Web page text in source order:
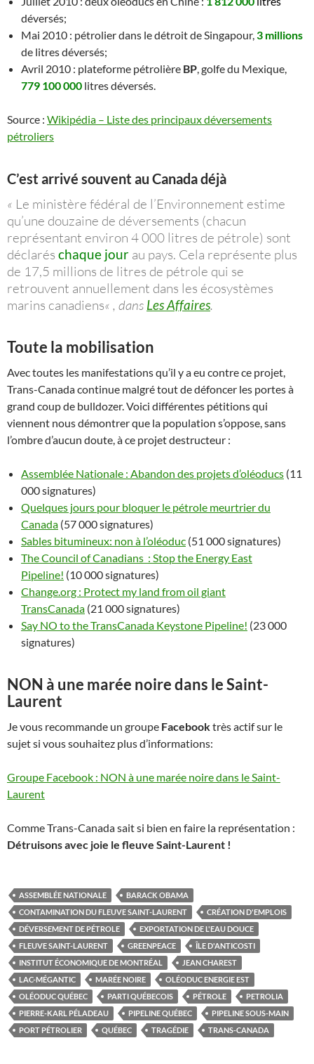
déversés;
Mai 2010 : pétrolier dans le détroit de Singapour,3 millions
de litres déversés;
Avril 2010 : plateforme pétrolière BP, golfe du Mexique,
779 100 000 litres déversés.
Source : Wikipédia – Liste des principaux déversements
pétroliers
C’est arrivé souvent au Canada déjà
« Le ministère fédéral de l’Environnement estime
qu’une douzaine de déversements (chacun
représentant environ 4 000 litres de pétrole) sont
déclarés chaque jour au pays. Cela représente plus
de 17,5 millions de litres de pétrole qui se
retrouvent annuellement dans les écosystèmes
marins canadiens« , dans Les Affaires.
Toute la mobilisation
Avec toutes les manifestations qu’il y a eu contre ce projet,
Trans-Canada continue malgré tout de défoncer les portes à
grand coup de bulldozer. Voici différentes pétitions qui
viennent nous démontrer que la population s’oppose, sans
l’ombre d’aucun doute, à ce projet destructeur :
Assemblée Nationale : Abandon des projets d’oléoducs (11
000 signatures)
Quelques jours pour bloquer le pétrole meurtrier du
Canada (57 000 signatures)
Sables bitumineux: non à l’oléoduc (51 000 signatures)
The Council of Canadians : Stop the Energy East
Pipeline! (10 000 signatures)
Change.org : Protect my land from oil giant
TransCanada (21 000 signatures)
Say NO to the TransCanada Keystone Pipeline! (23 000
signatures)
NON à une marée noire dans le Saint-
Laurent
Je vous recommande un groupe Facebooktrès actif sur le
sujet si vous souhaitez plus d’informations:
Groupe Facebook : NON à une marée noire dans le Saint-
Laurent
Comme Trans-Canada sait si bien en faire la représentation :
Détruisons avec joie le fleuve Saint-Laurent !
ASSEMBLÉE NATIONALE
BARACK OBAMA
CONTAMINATION DU FLEUVE SAINT-LAURENT
CRÉATION D'EMPLOIS
DÉVERSEMENT DE PÉTROLE
EXPORTATION DE L'EAU DOUCE
FLEUVE SAINT-LAURENT
GREENPEACE
ÎLE D'ANTICOSTI
INSTITUT ÉCONOMIQUE DE MONTRÉAL
JEAN CHAREST
LAC-MÉGANTIC
MARÉE NOIRE
OLÉODUC ENERGIE EST
OLÉODUC QUÉBEC
PARTI QUÉBECOIS PÉTROLE
PETROLIA
PIERRE-KARL PÉLADEAU
PIPELINE QUÉBEC
PIPELINE SOUS-MAIN
PORT PÉTROLIER
QUÉBEC TRAGÉDIE TRANS-CANADA